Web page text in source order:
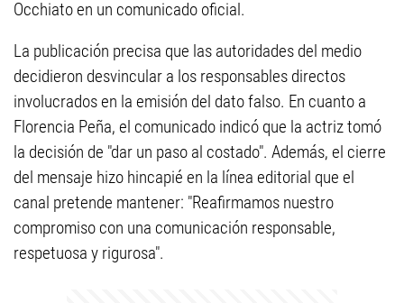
Occhiato en un comunicado oficial.
La publicación precisa que las autoridades del medio
decidieron desvincular a los responsables directos
involucrados en la emisión del dato falso. En cuanto a
Florencia Peña, el comunicado indicó que la actriz tomó
la decisión de "dar un paso al costado". Además, el cierre
del mensaje hizo hincapié en la línea editorial que el
canal pretende mantener: "Reafirmamos nuestro
compromiso con una comunicación responsable,
respetuosa y rigurosa".